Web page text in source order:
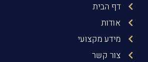
דף הבית
אודות
מידע מקצועי
צור קשר